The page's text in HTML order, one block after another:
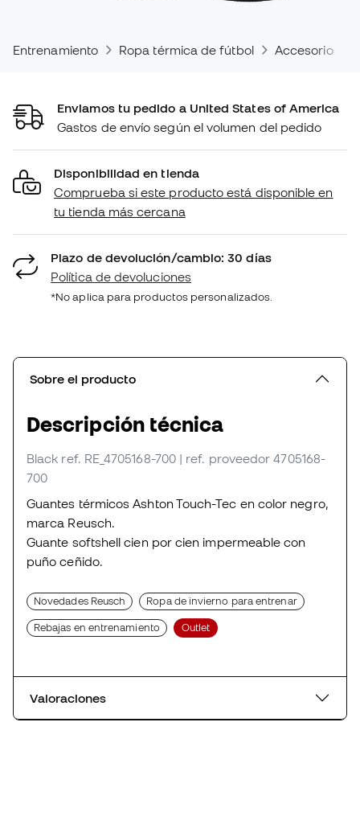
Entrenamiento Ropa térmica de fútbol Accesorios
Enviamos tu pedido a United States of America
Gastos de envío según el volumen del pedido
Disponibilidad en tienda
Comprueba si este producto está disponible en
tu tienda más cercana
Plazo de devolución/cambio: 30 días
Política de devoluciones
*No aplica para productos personalizados.
Sobre el producto
Descripción técnica
Black ref. RE_4705168-700 | ref. proveedor 4705168-
700
Guantes térmicos Ashton Touch-Tec en color negro,
marca Reusch.
Guante softshell cien por cien impermeable con
puño ceñido.
Novedades Reusch Ropa de invierno para entrenar
Rebajas en entrenamiento Outlet
Valoraciones